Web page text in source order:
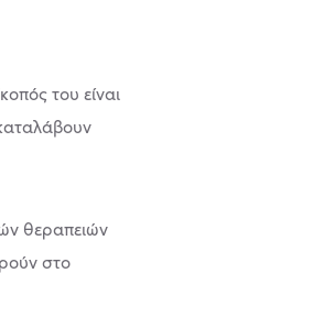
του είναι
θεραπειών
στο